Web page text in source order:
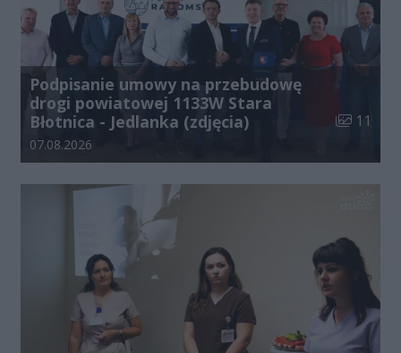
Podpisanie umowy na przebudowę
drogi powiatowej 1133W Stara
Błotnica - Jedlanka (zdjęcia)
Liczba
11
Data dodania galerii:
07.08.2026